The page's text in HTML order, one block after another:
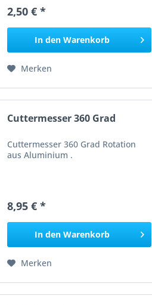
2,50 € *
In den Warenkorb
Merken
Cuttermesser 360 Grad
Cuttermesser 360 Grad Rotation
aus Aluminium .
8,95 € *
In den Warenkorb
Merken